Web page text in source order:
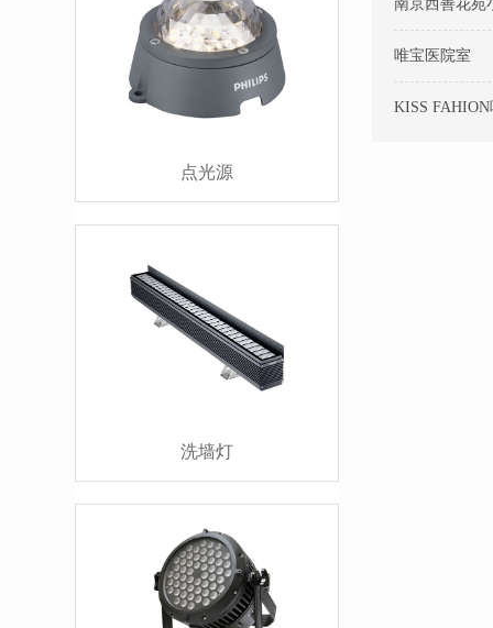
南京西善花苑
唯宝医院室
KISS
点光源
洗墙灯